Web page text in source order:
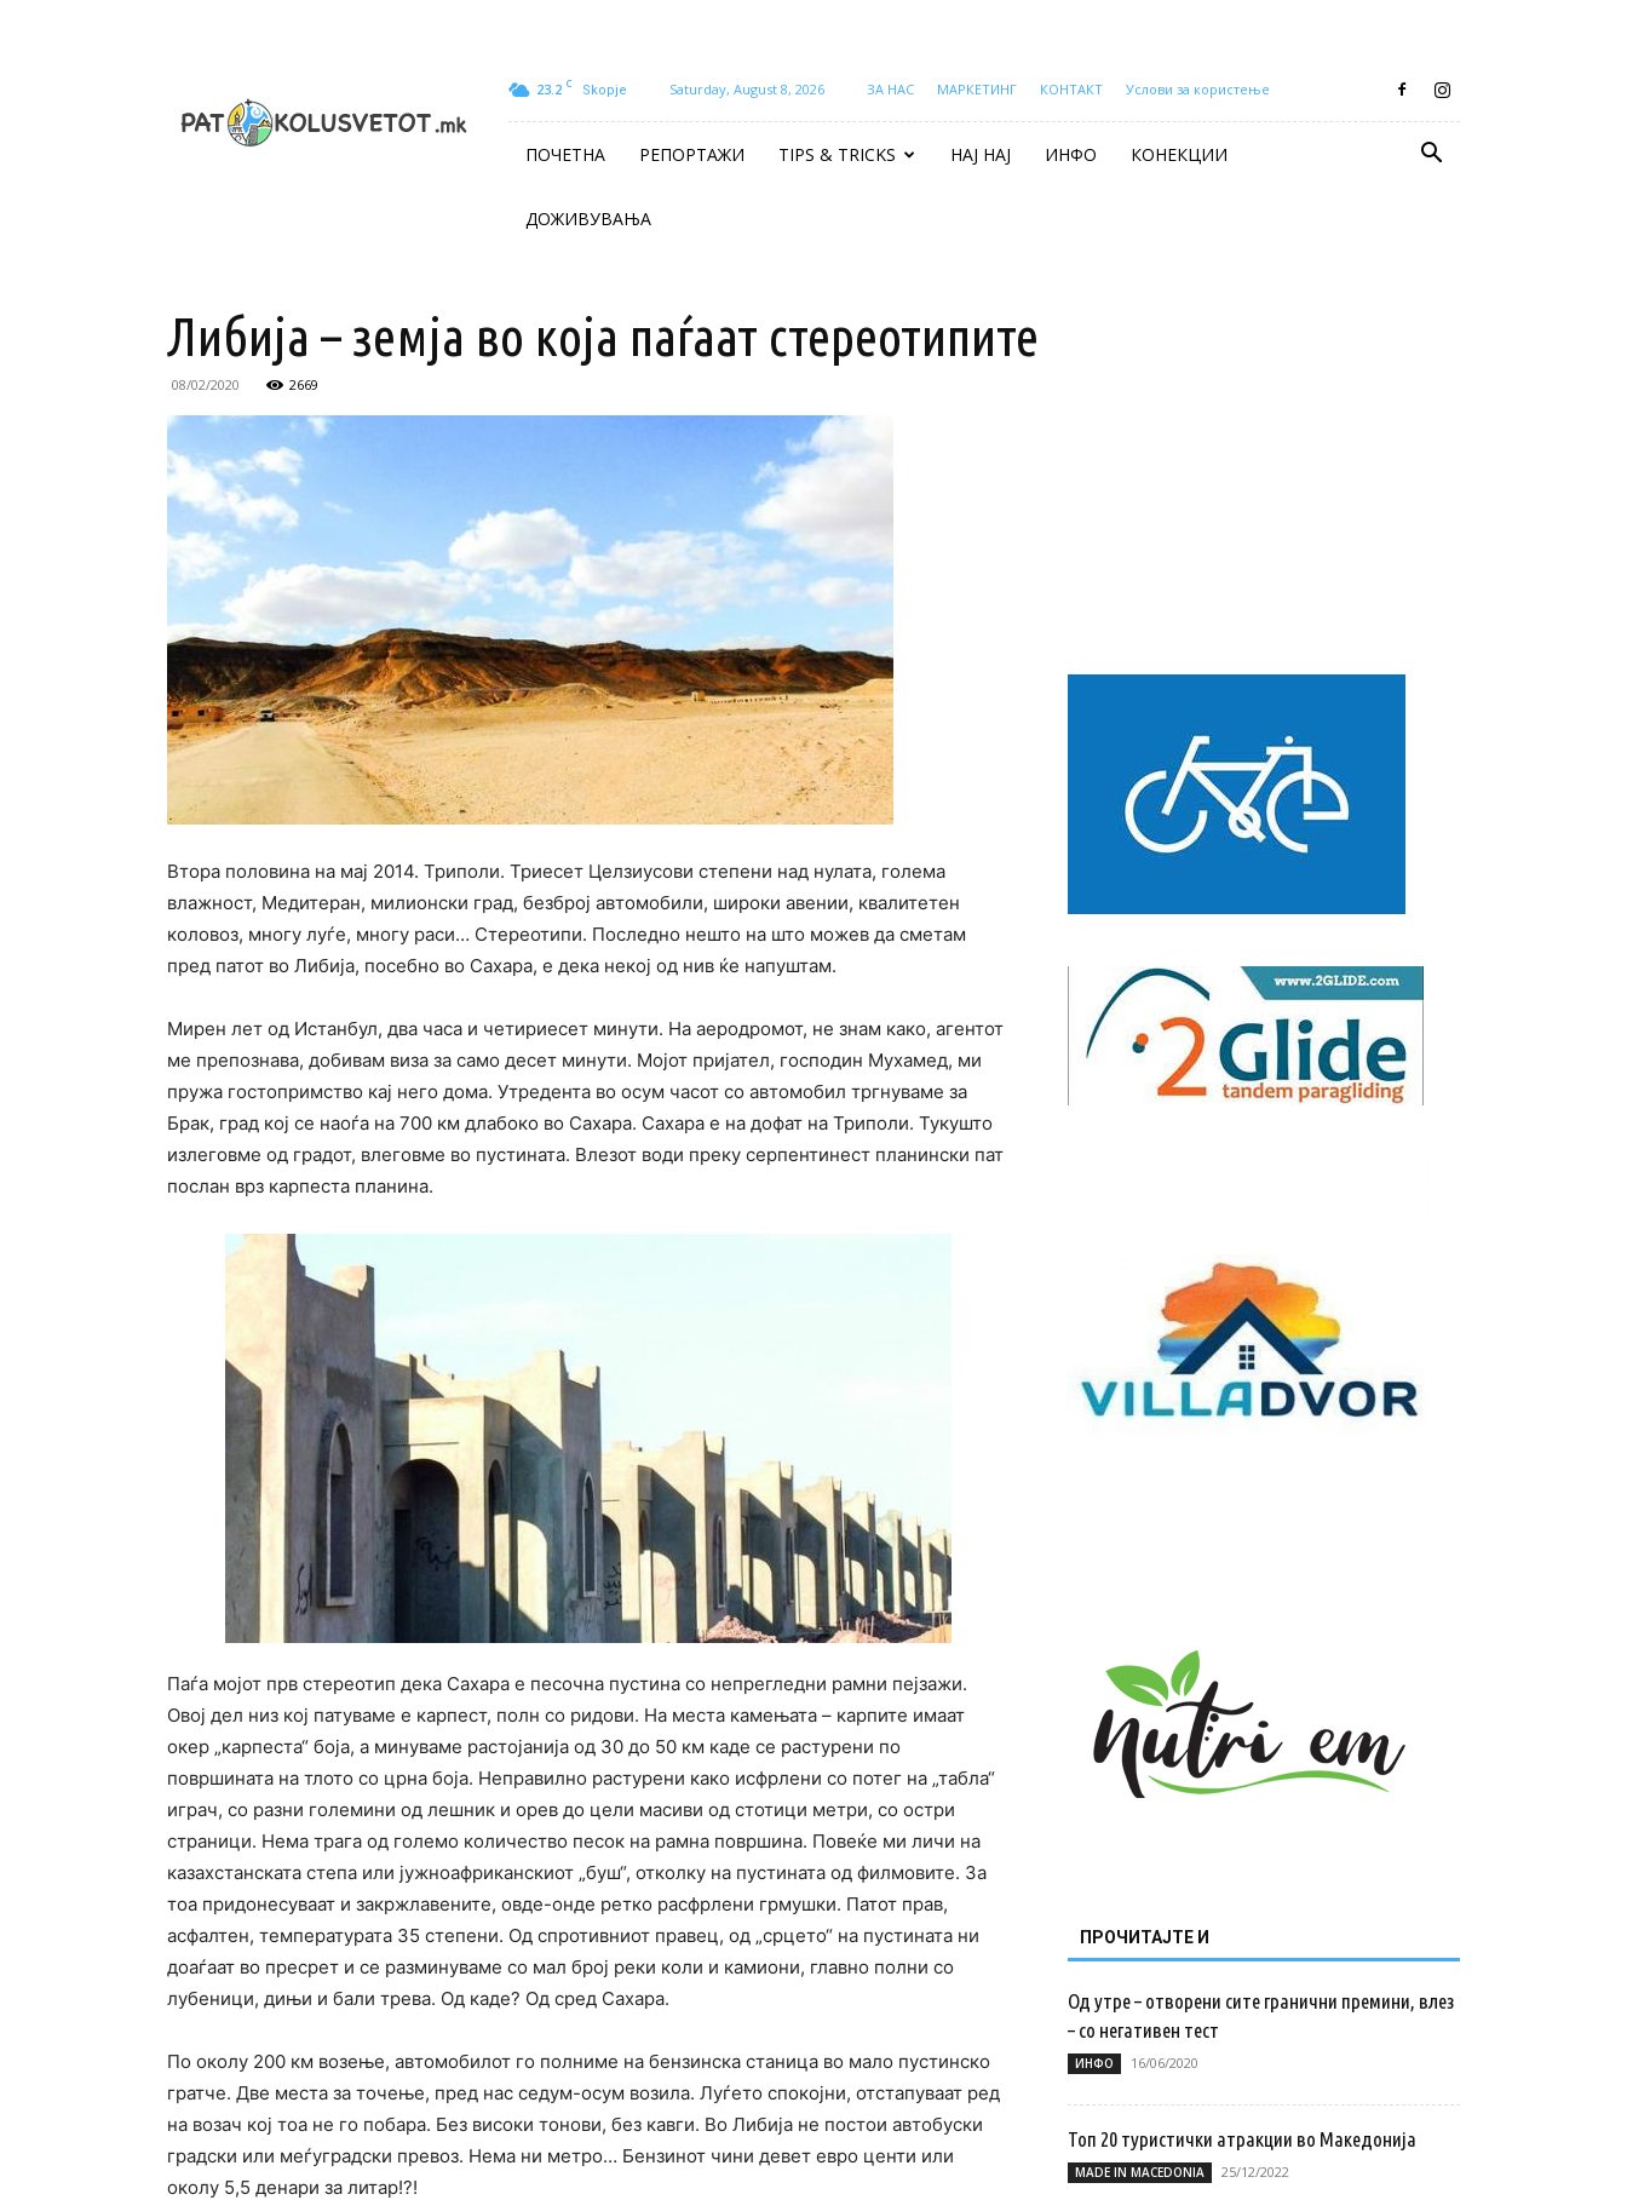
23.2 C Skopje Saturday, August 8, 2026 ЗА НАС МАРКЕТИНГ КОНТАКТ Услови за користење
ПОЧЕТНА РЕПОРТАЖИ TIPS & TRICKS НАЈ НАЈ ИНФО КОНЕКЦИИ
ДОЖИВУВАЊА
Либија – земја во која паѓаат стереотипите
08/02/2020 2669
Втора половина на мај 2014. Триполи. Триесет Целзиусови степени над нулата, голема
влажност, Медитеран, милионски град, безброј автомобили, широки авении, квалитетен
коловоз, многу луѓе, многу раси… Стереотипи. Последно нешто на што можев да сметам
пред патот во Либија, посебно во Сахара, е дека некој од нив ќе напуштам.
Мирен лет од Истанбул, два часа и четириесет минути. На аеродромот, не знам како, агентот
ме препознава, добивам виза за само десет минути. Мојот пријател, господин Мухамед, ми
пружа гостопримство кај него дома. Утредента во осум часот со автомобил тргнуваме за
Брак, град кој се наоѓа на 700 км длабоко во Сахара. Сахара е на дофат на Триполи. Тукушто
излеговме од градот, влеговме во пустината. Влезот води преку серпентинест планински пат
послан врз карпеста планина.
Паѓа мојот прв стереотип дека Сахара е песочна пустина со непрегледни рамни пејзажи.
Овој дел низ кој патуваме е карпест, полн со ридови. На места камењата – карпите имаат
окер „карпеста“ боја, а минуваме растојанија од 30 до 50 км каде се растурени по
површината на тлото со црна боја. Неправилно растурени како исфрлени со потег на „табла“
играч, со разни големини од лешник и орев до цели масиви од стотици метри, со остри
страници. Нема трага од големо количество песок на рамна површина. Повеќе ми личи на
казахстанската степа или јужноафриканскиот „буш“, отколку на пустината од филмовите. За
тоа придонесуваат и закржлавените, овде-онде ретко расфрлени грмушки. Патот прав,
асфалтен, температурата 35 степени. Од спротивниот правец, од „срцето“ на пустината ни
доаѓаат во пресрет и се разминуваме со мал број реки коли и камиони, главно полни со
лубеници, дињи и бали трева. Од каде? Од сред Сахара.
По околу 200 км возење, автомобилот го полниме на бензинска станица во мало пустинско
гратче. Две места за точење, пред нас седум-осум возила. Луѓето спокојни, отстапуваат ред
на возач кој тоа не го побара. Без високи тонови, без кавги. Во Либија не постои автобуски
градски или меѓуградски превоз. Нема ни метро… Бензинот чини девет евро центи или
околу 5,5 денари за литар!?!
ПРОЧИТАЈТЕ И
Од утре – отворени сите гранични премини, влез
– со негативен тест
ИНФО 16/06/2020
Топ 20 туристички атракции во Македонија
MADE IN MACEDONIA 25/12/2022